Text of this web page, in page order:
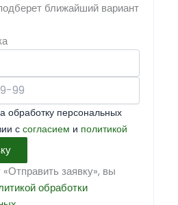
ближайший вариант
обработку персональных
с согласием и политикой
заявку», вы
обработки